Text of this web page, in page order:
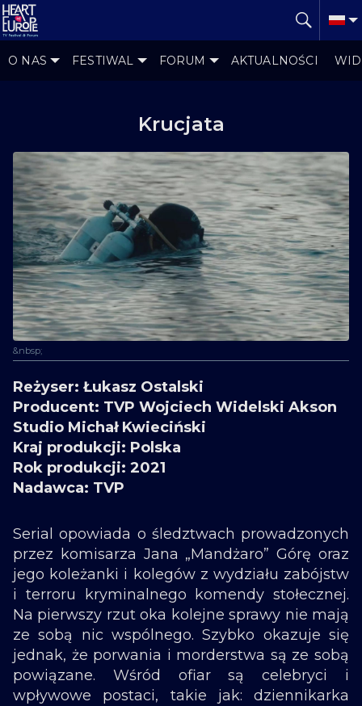
O NAS FESTIWAL FORUM AKTUALNOŚCI
Krucjata
&nbsp;
Reżyser: Łukasz Ostalski
Producent: TVP Wojciech Widelski Akson
Studio Michał Kwieciński
Kraj produkcji: Polska
Rok produkcji: 2021
Nadawca: TVP
Serial opowiada o śledztwach prowadzonych
przez komisarza Jana „Mandżaro” Górę oraz
jego koleżanki i kolegów z wydziału zabójstw
i terroru kryminalnego komendy stołecznej.
Na pierwszy rzut oka kolejne sprawy nie mają
ze sobą nic wspólnego. Szybko okazuje się
jednak, że porwania i morderstwa są ze sobą
powiązane. Wśród ofiar są celebryci i
wpływowe postaci, takie jak: dziennikarka